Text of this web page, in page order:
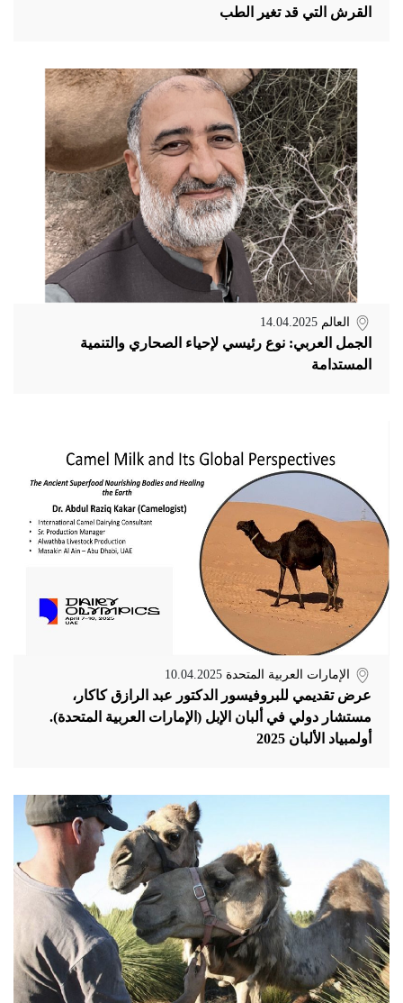
القرش التي قد تغير الطب
العالم 14.04.2025
الجمل العربي: نوع رئيسي لإحياء الصحاري والتنمية
المستدامة
الإمارات العربية المتحدة 10.04.2025
عرض تقديمي للبروفيسور الدكتور عبد الرازق كاكار،
مستشار دولي في ألبان الإبل (الإمارات العربية المتحدة).
أولمبياد الألبان 2025